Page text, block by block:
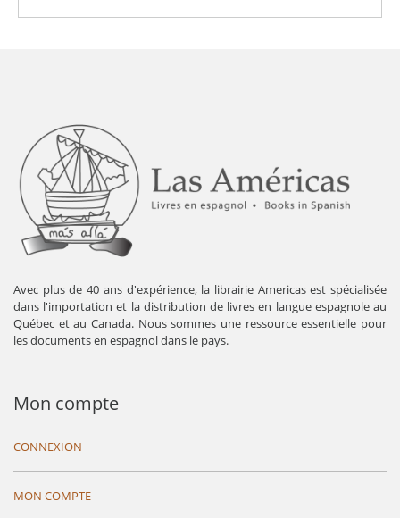
Avec plus de 40 ans d'expérience, la librairie Americas est spécialisée
dans l'importation et la distribution de livres en langue espagnole au
Québec et au Canada. Nous sommes une ressource essentielle pour
les documents en espagnol dans le pays.
Mon compte
CONNEXION
MON COMPTE